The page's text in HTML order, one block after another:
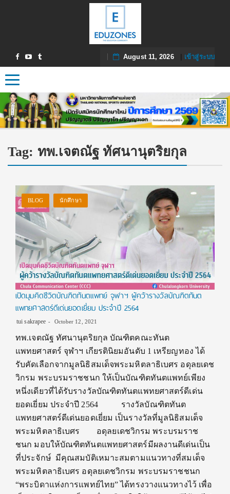
August 11, 2026| เข้าสู่ระบบ
Toggle navigation
Tag: ทพ.เจตณัฐ ทัศนานุตริยกุล
BLOG นักศึกษา
เปิดมุมคิดชีวิตบัณฑิตทันตแพทย์ จุฬาฯ ผู้คว้ารางวัลบัณฑิตทันต
แพทยศาสตร์ดีเด่นยอดเยี่ยม ประจำปี 2564
tui sakrapee October 12, 2021
ทพ.เจตณัฐ ทัศนานุตริยกุล บัณฑิตคณะทันต
แพทยศาสตร์ จุฬาฯ เกียรตินิยมอันดับ 1 เหรียญทอง ได้
รับคัดเลือกจากมูลนิธิสมเด็จพระมหิตลาธิเบศร อดุลยเดช
วิกรม พระบรมราชชนก ให้เป็นบัณฑิตทันตแพทย์เพียง
หนึ่งเดียวที่ได้รับรางวัลบัณฑิตทันตแพทยศาสตร์ดีเด่น
ยอดเยี่ยม ประจำปี 2564 รางวัลบัณฑิตทันต
แพทยศาสตร์ดีเด่นยอดเยี่ยม เป็นรางวัลที่มูลนิธิสมเด็จ
พระมหิตลาธิเบศร อดุลยเดชวิกรม พระบรมราช
ชนก มอบให้บัณฑิตทันตแพทยศาสตร์มีผลงานดีเด่นเป็น
ที่ประจักษ์ มีคุณสมบัติเหมาะสมตามแนวทางที่สมเด็จ
พระมหิตลาธิเบศร อดุลยเดชวิกรม พระบรมราชชนก
“พระบิดาแห่งการแพทย์ไทย” ได้ทรงวางแนวทางไว้ เพื่อ